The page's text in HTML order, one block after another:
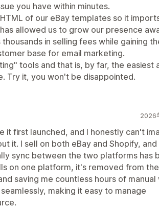
you have within minutes.
of our eBay templates so it
allowed us to grow our presence
in selling fees while gaining
base for email marketing.
tools and that is, by far, the easiest
Try it, you won't be disappointed.
2026
it first launched, and I honestly can't
it. I sell on both eBay and Shopify, and
sync between the two platforms has
on one platform, it's removed from the
saving me countless hours of manual
making it easy to manage